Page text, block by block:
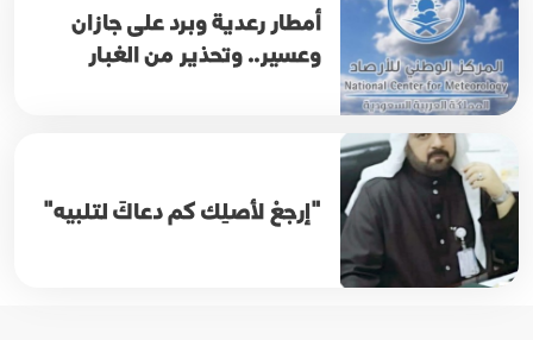
أمطار رعدية وبرد على جازان
وعسير.. وتحذير من الغبار
"إرجعْ لأصلِك كم دعاكَ لتلبيه"